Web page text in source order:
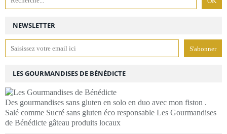
NEWSLETTER
LES GOURMANDISES DE BÉNÉDICTE
Des gourmandises sans gluten en solo en duo avec mon fiston .
Salé comme Sucré sans gluten éco responsable Les Gourmandises
de Bénédicte gâteau produits locaux